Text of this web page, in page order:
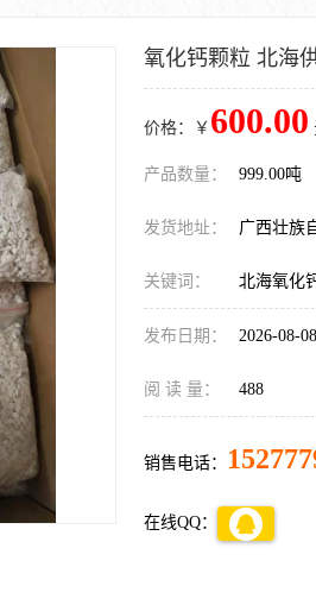
氧化钙颗粒 北海
价格：￥ 600.00
产品数量： 999.00吨
发货地址： 广西壮族
关键词： 北海氧化
发布日期： 2026-08-08
阅 读 量： 488
销售电话：
在线QQ：